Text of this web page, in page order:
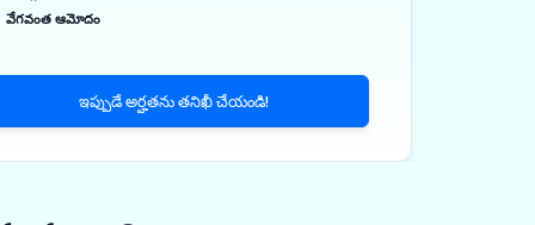
మరియు చిన్న పరికరాలు
తెలుగు
✓
Malayalam
వేగవంత ఆమోదం
ఇప్పుడే అర్హతను తనిఖీ చేయండి!